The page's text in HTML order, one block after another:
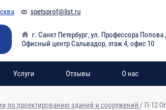
spetsprof@list.ru
г. Санкт Петербург,ул. Профессора
Офисный центр Сальвадор, этаж 4, офис 10
Услуги Отзывы О нас
по проектированию зданий и сооружений / П-12